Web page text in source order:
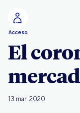
Acceso
El
13 mar. 2020